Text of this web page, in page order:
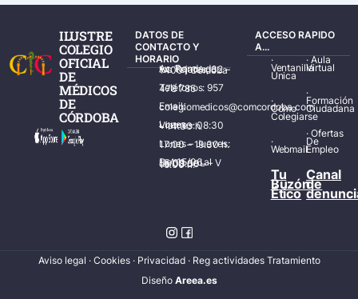
ILUSTRE
COLEGIO
OFICIAL
DE
MÉDICOS
DE
CÓRDOBA
DATOS DE
CONTACTO Y
HORARIO
Av. Ronda de los Tejares, 32 – 14001 Córdoba
Teléfonos: 957 478 785
Email: colegiomedicos@comcordoba.com
Lunes – Viernes: 08:30 – 14:30 h.
Lunes – Jueves: 17:00 – 19:30 h.
Del 15/06 al 15/09 de L – V de 08:00 – 15:00 h.
ACCESO RAPIDO
A...
·
Ventanilla
Única
·
Cómo
Colegiarse
·
Webmail
·Aula
Virtual
·
Formación
Ciudadana
·Ofertas
De
Empleo
Tu
Buzón
Ético
Canal
de
Aviso legal · Cookies· Privacidad · Reg actividades Tratamiento
Diseño Areea.es